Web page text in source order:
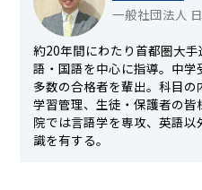
一般社団法人
約20年間にわたり首都圏大
語・国語を中心に指導。中
多数の合格者を輩出。科目
学習管理、生徒・保護者の
院では言語学を専攻、英語
識を有する。